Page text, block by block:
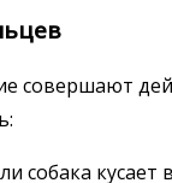
совершают
собака